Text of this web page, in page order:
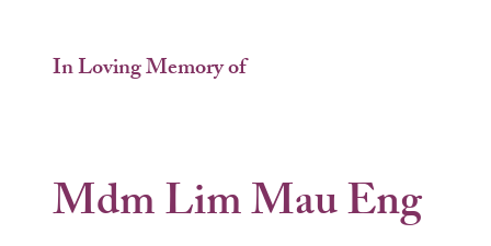
In Loving Memory of
Mdm Lim Mau Eng